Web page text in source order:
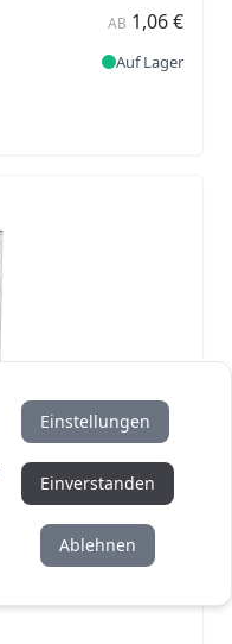
AB 1,06 €
Auf Lager
Einstellungen
Einverstanden
Ablehnen